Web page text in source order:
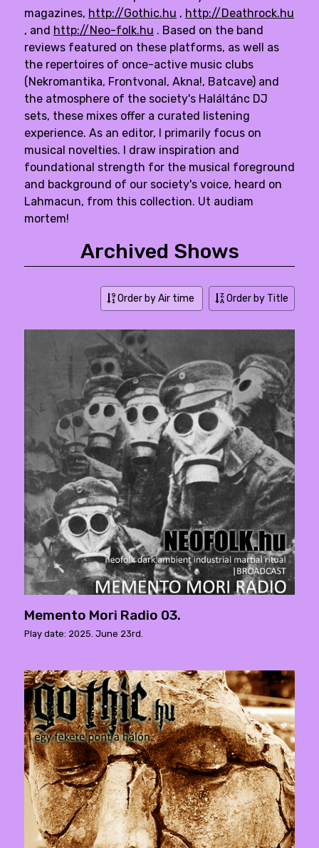
magazines, http://Gothic.hu , http://Deathrock.hu
, and http://Neo-folk.hu . Based on the band
reviews featured on these platforms, as well as
the repertoires of once-active music clubs
(Nekromantika, Frontvonal, Akna!, Batcave) and
the atmosphere of the society's Haláltánc DJ
sets, these mixes offer a curated listening
experience. As an editor, I primarily focus on
musical novelties. I draw inspiration and
foundational strength for the musical foreground
and background of our society's voice, heard on
Lahmacun, from this collection. Ut audiam
mortem!
Archived Shows
Order by Air time Order by Title
Memento Mori Radio 03.
Play date: 2025. June 23rd.